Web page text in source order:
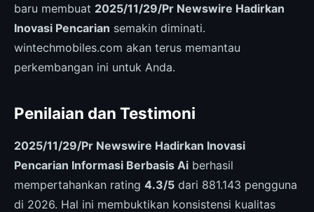
baru membuat 2025/11/29/Pr Newswire Hadirkan
Inovasi Pencarian semakin diminati.
wintechmobiles.com akan terus memantau
perkembangan ini untuk Anda.
Penilaian dan Testimoni
2025/11/29/Pr Newswire Hadirkan Inovasi
Pencarian Informasi Berbasis Ai berhasil
mempertahankan rating 4.3/5 dari 881.143 pengguna
di 2026. Hal ini membuktikan konsistensi kualitas